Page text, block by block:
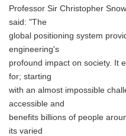
Professor Sir Christopher
said: "The
global positioning system
engineering's
profound impact on society. It
for; starting
with an almost impossible
accessible and
benefits billions of people
its varied